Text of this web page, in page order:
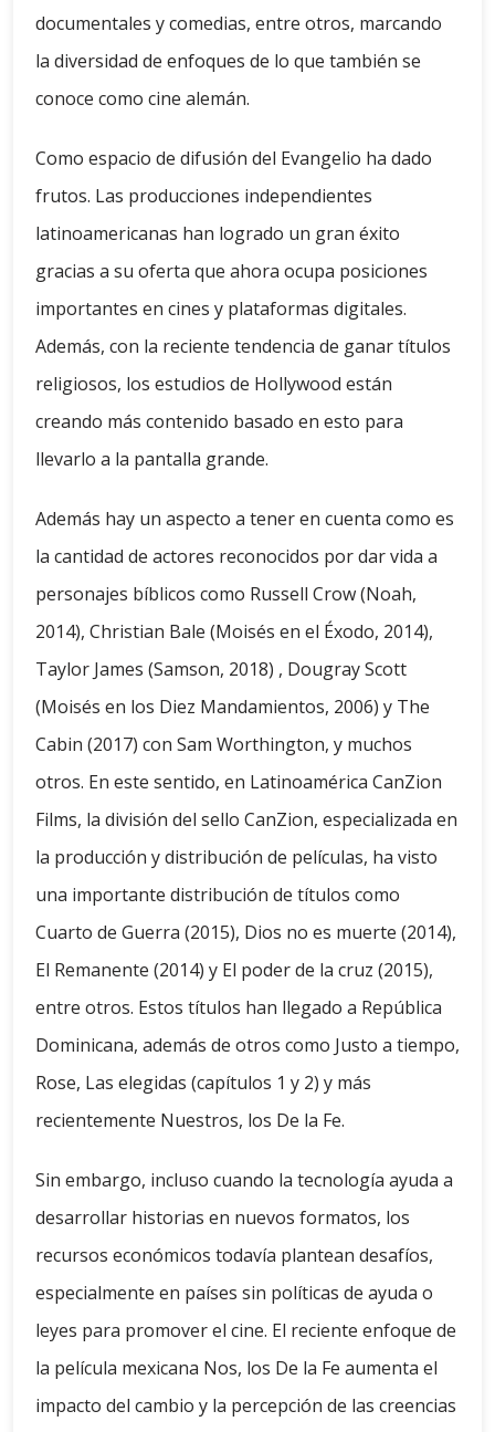
documentales y comedias, entre otros, marcando
la diversidad de enfoques de lo que también se
conoce como cine alemán.
Como espacio de difusión del Evangelio ha dado
frutos. Las producciones independientes
latinoamericanas han logrado un gran éxito
gracias a su oferta que ahora ocupa posiciones
importantes en cines y plataformas digitales.
Además, con la reciente tendencia de ganar títulos
religiosos, los estudios de Hollywood están
creando más contenido basado en esto para
llevarlo a la pantalla grande.
Además hay un aspecto a tener en cuenta como es
la cantidad de actores reconocidos por dar vida a
personajes bíblicos como Russell Crow (Noah,
2014), Christian Bale (Moisés en el Éxodo, 2014),
Taylor James (Samson, 2018) , Dougray Scott
(Moisés en los Diez Mandamientos, 2006) y The
Cabin (2017) con Sam Worthington, y muchos
otros. En este sentido, en Latinoamérica CanZion
Films, la división del sello CanZion, especializada en
la producción y distribución de películas, ha visto
una importante distribución de títulos como
Cuarto de Guerra (2015), Dios no es muerte (2014),
El Remanente (2014) y El poder de la cruz (2015),
entre otros. Estos títulos han llegado a República
Dominicana, además de otros como Justo a tiempo,
Rose, Las elegidas (capítulos 1 y 2) y más
recientemente Nuestros, los De la Fe.
Sin embargo, incluso cuando la tecnología ayuda a
desarrollar historias en nuevos formatos, los
recursos económicos todavía plantean desafíos,
especialmente en países sin políticas de ayuda o
leyes para promover el cine. El reciente enfoque de
la película mexicana Nos, los De la Fe aumenta el
impacto del cambio y la percepción de las creencias